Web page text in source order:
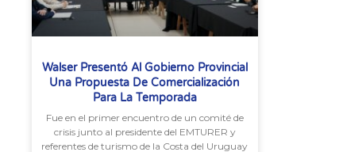
Walser Presentó Al Gobierno Provincial
Una Propuesta De Comercialización
Para La Temporada
Fue en el primer encuentro de un comité de
crisis junto al presidente del EMTURER y
referentes de turismo de la Costa del Uruguay